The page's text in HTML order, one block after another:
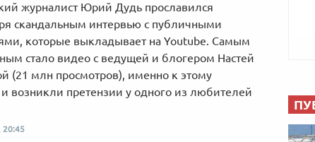
журналист Юрий Дудь прославился
скандальным интервью с публичными
которые выкладывает на Youtube. Самым
стало видео с ведущей и блогером Настей
(21 млн просмотров), именно к этому
и возникли претензии у одного из любителей
20:45